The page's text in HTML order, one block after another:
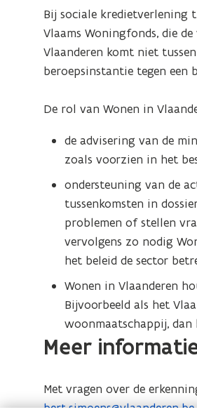
i
e
u
w
e
s
t
e
r
)
i
n
n
i
u
v
e
n
s
t
e
r
)
Bij sociale kredietverlening
Vlaams Woningfonds, die
Vlaanderen komt niet
beroepsinstantie tegen een
De rol van Wonen in
de advisering van de
zoals voorzien in het
ondersteuning van de
tussenkomsten in
problemen of stellen
vervolgens zo nodig
het beleid de sector
Wonen in Vlaanderen
Bijvoorbeeld als het
woonmaatschappij,
Meer
Met vragen over de
bert.simoens@vlaanderen.be
(